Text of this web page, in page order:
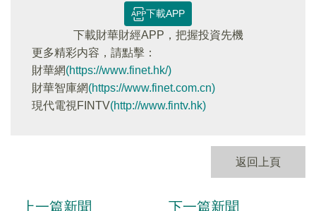
下載APP
下載財華財經APP，把握投資先機
更多精彩内容，請點擊：
財華網(https://www.finet.hk/)
財華智庫網(https://www.finet.com.cn)
現代電視FINTV(http://www.fintv.hk)
返回上頁
上一篇新聞 下一篇新聞